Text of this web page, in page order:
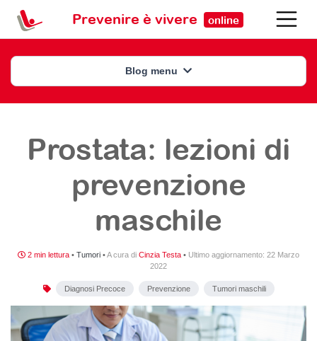
Prevenire è vivere online
Blog menu
Prostata: lezioni di
prevenzione
maschile
2 min lettura • Tumori •A cura di Cinzia Testa • Ultimo aggiornamento: 22 Marzo
2022
Diagnosi Precoce Prevenzione Tumori maschili